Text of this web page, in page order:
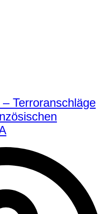
Terroranschläge